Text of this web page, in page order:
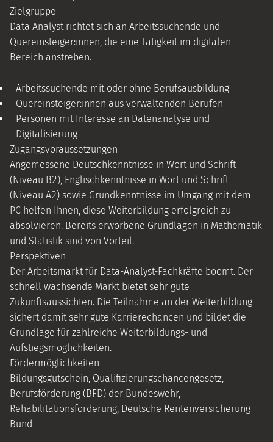
Zielgruppe
Data Analyst richtet sich an Arbeitssuchende und
Quereinsteiger:innen, die eine Tätigkeit im digitalen
Bereich anstreben.
Arbeitssuchende mit oder ohne Berufsausbildung
Quereinsteiger:innen aus verwaltenden Berufen
Personen mit Interesse an Datenanalyse und
Digitalisierung
Zugangsvoraussetzungen
Angemessene Deutschkenntnisse in Wort und Schrift
(Niveau B2), Englischkenntnisse in Wort und Schrift
(Niveau A2) sowie Grundkenntnisse im Umgang mit dem
PC helfen Ihnen, diese Weiterbildung erfolgreich zu
absolvieren. Bereits erworbene Grundlagen in Mathematik
und Statistik sind von Vorteil.
Perspektiven
Der Arbeitsmarkt für Data-Analyst-Fachkräfte boomt. Der
schnell wachsende Markt bietet sehr gute
Zukunftsaussichten. Die Teilnahme an der Weiterbildung
sichert damit sehr gute Karrierechancen und bildet die
Grundlage für zahlreiche Weiterbildungs- und
Aufstiegsmöglichkeiten.
Fördermöglichkeiten
Bildungsgutschein, Qualifizierungschancengesetz,
Berufsförderung (BFD) der Bundeswehr,
Rehabilitationsförderung, Deutsche Rentenversicherung
Bund